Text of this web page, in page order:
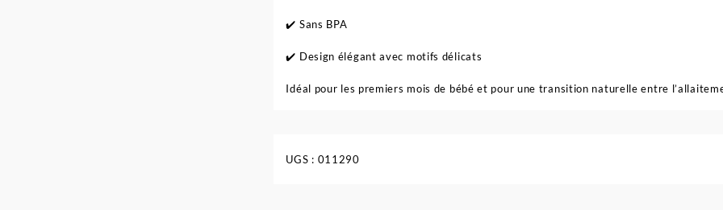
✔️ Sans BPA
✔️ Design élégant avec motifs délicats
Idéal pour les premiers mois de bébé et pour une transition naturelle entre
UGS : 011290